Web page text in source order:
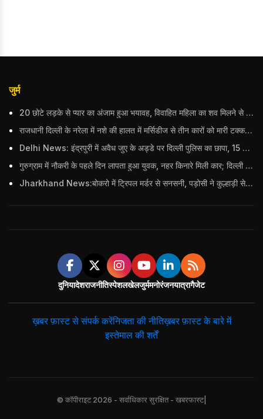
जुर्म
20 छोटे लड़के से प्यार का अंजाम हुआ भयावह, विवाहित महिला का शव मिलने से मचा हड़कंप
राजधानी दिल्ली के नरेला में नशे की हालत में मर्सिडीज से तीन कारों को मारी टक्कर, बुजुर्ग महिला की मौत; हिरासत में आरोपी
Delhi News: इंद्रपुरी में अवैध जुए के अड्डे पर दिल्ली पुलिस का छापा, 15 जुआरियों को पकड़ा; ₹3.61 लाख नकद और अन्य सामान बरामद
गुरुग्राम में नौकरी के पहले दिन लापता हुआ युवक, नहर किनारे मिली कार; दिल्ली पुलिस ने दर्ज की FIR
Jharkhand News:बोकरो में ट्रिपल मर्डर से सनसनी, पड़ोसी ने कुल्हाड़ी से पति-पत्नी और बहु की हत्या की
दुनियादेशराजनीतिस्पेशलखेलजुर्ममनोरंजनयात्रागैजेट
ख़बर फ़ास्ट से संपर्क करेंनिजता की नीतिख़बर फ़ास्ट के बारे में
इस्तेमाल की शर्तें
© कॉपीराइट 2026 - सर्वाधिकार सुरक्षित - खबरफास्ट|